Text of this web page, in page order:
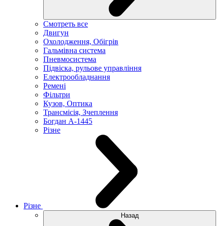
Смотреть все
Двигун
Охолодження, Обігрів
Гальмівна система
Пневмосистема
Підвіска, рульове управління
Електрообладнання
Ремені
Фільтри
Кузов, Оптика
Трансмісія, Зчеплення
Богдан А-1445
Різне
Різне
Назад